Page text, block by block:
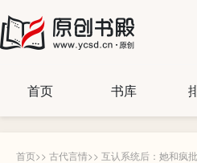
首页 书库
首页>> 古代言情>> 互认系统后：她和疯